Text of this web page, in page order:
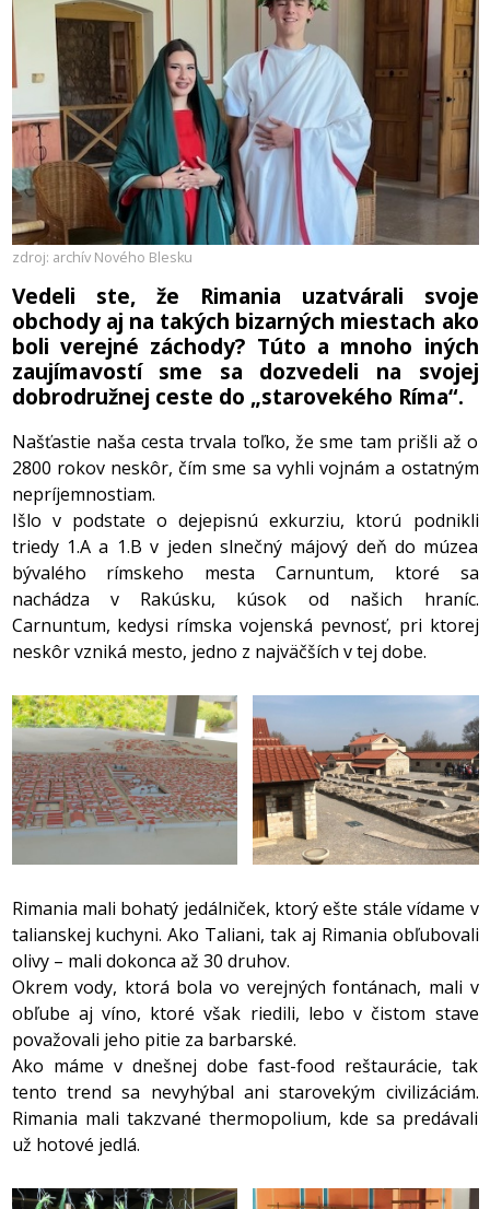
zdroj: archív Nového Blesku
Vedeli ste, že Rimania uzatvárali svoje
obchody aj na takých bizarných miestach ako
boli verejné záchody? Túto a mnoho iných
zaujímavostí sme sa dozvedeli na svojej
dobrodružnej ceste do „starovekého Ríma“.
Našťastie naša cesta trvala toľko, že sme tam prišli až o
2800 rokov neskôr, čím sme sa vyhli vojnám a ostatným
nepríjemnostiam.
Išlo v podstate o dejepisnú exkurziu, ktorú podnikli
triedy 1.A a 1.B v jeden slnečný májový deň do múzea
bývalého rímskeho mesta Carnuntum, ktoré sa
nachádza v Rakúsku, kúsok od našich hraníc.
Carnuntum, kedysi rímska vojenská pevnosť, pri ktorej
neskôr vzniká mesto, jedno z najväčších v tej dobe.
Rimania mali bohatý jedálniček, ktorý ešte stále vídame v
talianskej kuchyni. Ako Taliani, tak aj Rimania obľubovali
olivy – mali dokonca až 30 druhov.
Okrem vody, ktorá bola vo verejných fontánach, mali v
obľube aj víno, ktoré však riedili, lebo v čistom stave
považovali jeho pitie za barbarské.
Ako máme v dnešnej dobe fast-food reštaurácie, tak
tento trend sa nevyhýbal ani starovekým civilizáciám.
Rimania mali takzvané thermopolium, kde sa predávali
už hotové jedlá.